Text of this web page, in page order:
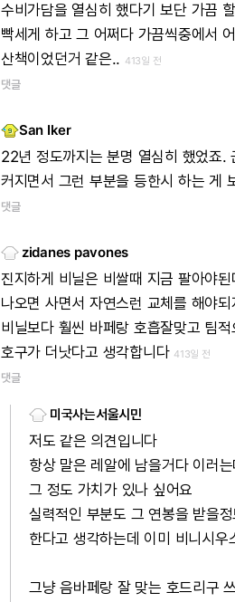
수비가담을 열심히 했다기 보단 가끔 할
빡세게 하고 그 어쩌다 가끔씩중에서
산책이었던거 같은.. 413일 전
댓글
San Iker
22년 정도까지는 분명 열심히 했었죠.
커지면서 그런 부분을 등한시 하는 게
댓글
zidanes pavones
진지하게 비닐은 비쌀때 지금 팔아야된
나오면 사면서 자연스런 교체를 해야
비닐보다 훨씬 바페랑 호흡잘맞고 팀적
호구가 더낫다고 생각합니다 413일 전
댓글
미국사는서울시민
저도 같은 의견입니다
항상 말은 레알에 남을거다 이러는
그 정도 가치가 있나 싶어요
실력적인 부분도 그 연봉을 받을
한다고 생각하는데 이미 비니시우
그냥음바페랑 잘 맞는 호드리구